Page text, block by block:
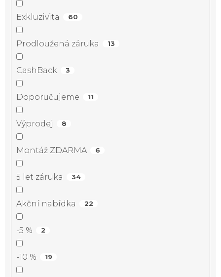
Exkluzivita 60
Prodloužená záruka 13
CashBack 3
Doporučujeme 11
Výprodej 8
Montáž ZDARMA 6
5 let záruka 34
Akční nabídka 22
-5 % 2
-10 % 19